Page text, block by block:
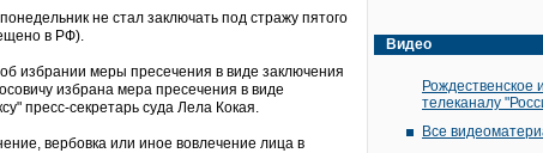
не стал заключать под стражу пятого
в РФ).
избрании меры пресечения в виде заключения
избрана мера пресечения в виде
пресс-секретарь суда Лела Кокая.
вербовка или иное вовлечение лица в
Видео
Рождественское
телеканалу
Все